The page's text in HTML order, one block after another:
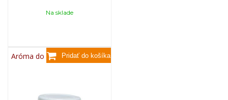
Na sklade
Aróma do sviečok, 25g - med